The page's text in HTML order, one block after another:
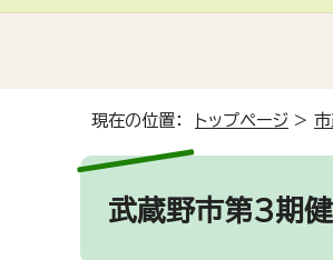
現在の位置： トップページ >
武蔵野市第3期